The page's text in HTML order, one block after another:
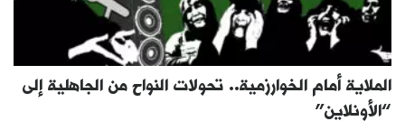
الملاية أمام الخوارزمية.. تحولات النواح من الجاهلية إلى
“الأونلاين”